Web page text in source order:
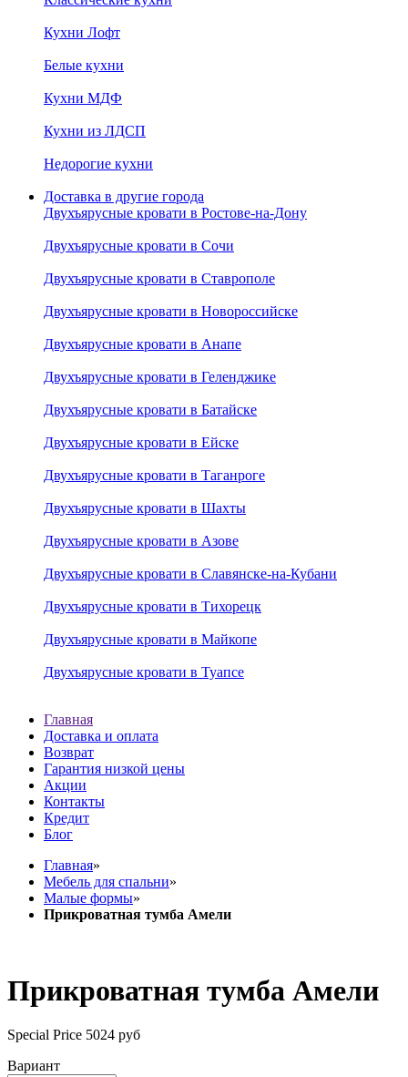
Кухни Лофт
Белые кухни
Кухни МДФ
Кухни из ЛДСП
Недорогие кухни
Доставка в другие города
Двухъярусные кровати в Ростове-на-Дону
Двухъярусные кровати в Сочи
Двухъярусные кровати в Ставрополе
Двухъярусные кровати в Новороссийске
Двухъярусные кровати в Анапе
Двухъярусные кровати в Геленджике
Двухъярусные кровати в Батайске
Двухъярусные кровати в Ейске
Двухъярусные кровати в Таганроге
Двухъярусные кровати в Шахты
Двухъярусные кровати в Азове
Двухъярусные кровати в Славянске-на-Кубани
Двухъярусные кровати в Тихорецк
Двухъярусные кровати в Майкопе
Двухъярусные кровати в Туапсе
Главная
Доставка и оплата
Возврат
Гарантия низкой цены
Акции
Контакты
Кредит
Блог
Главная»
Мебель для спальни»
Малые формы»
Прикроватная тумба Амели
Прикроватная тумба Амели
Special Price 5024 руб
Вариант